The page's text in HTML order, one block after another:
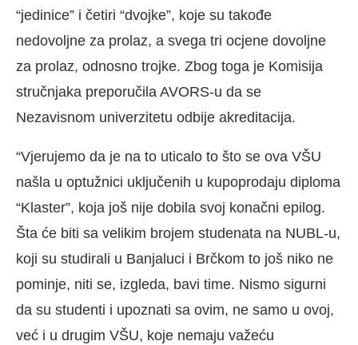
“jedinice” i četiri “dvojke”, koje su takođe
nedovoljne za prolaz, a svega tri ocjene dovoljne
za prolaz, odnosno trojke. Zbog toga je Komisija
stručnjaka preporučila AVORS-u da se
Nezavisnom univerzitetu odbije akreditacija.
“Vjerujemo da je na to uticalo to što se ova VŠU
našla u optužnici uključenih u kupoprodaju diploma
“Klaster”, koja još nije dobila svoj konačni epilog.
Šta će biti sa velikim brojem studenata na NUBL-u,
koji su studirali u Banjaluci i Brčkom to još niko ne
pominje, niti se, izgleda, bavi time. Nismo sigurni
da su studenti i upoznati sa ovim, ne samo u ovoj,
već i u drugim VŠU, koje nemaju važeću